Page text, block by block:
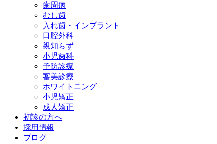
歯周病
むし歯
入れ歯・インプラント
口腔外科
親知らず
小児歯科
予防診療
審美診療
ホワイトニング
小児矯正
成人矯正
初診の方へ
採用情報
ブログ